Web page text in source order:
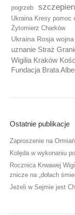
pogrzeb
Ukraina Kresy pomoc
Żytomierz Charków
Ukraina Rosja wojna
uznanie Straż
Wigilia Kraków
Fundacja Brata
Ostatnie publikacje
Zaproszenie na
Kolęda w wykonaniu
Rocznica Krwawej
znicze na „dołach
Jeżeli w Sejmie jest